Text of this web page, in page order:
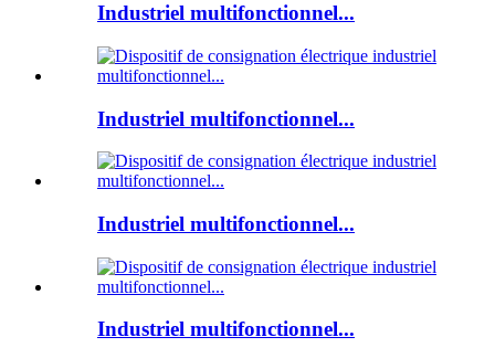
Industriel multifonctionnel...
Industriel multifonctionnel...
Industriel multifonctionnel...
Industriel multifonctionnel...